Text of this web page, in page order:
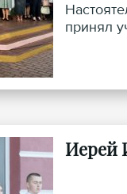
принял
Иерей